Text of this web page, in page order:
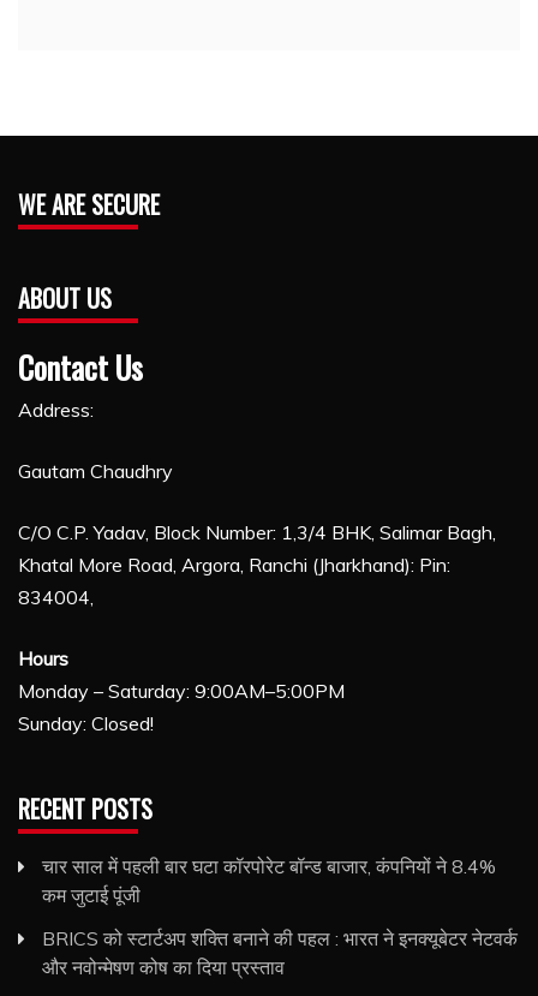
WE ARE SECURE
ABOUT US
Contact Us
Address:
Gautam Chaudhry
C/O C.P. Yadav, Block Number: 1,3/4 BHK, Salimar Bagh,
Khatal More Road, Argora, Ranchi (Jharkhand): Pin:
834004,
Hours
Monday – Saturday: 9:00AM–5:00PM
Sunday: Closed!
RECENT POSTS
चार साल में पहली बार घटा कॉरपोरेट बॉन्ड बाजार, कंपनियों ने 8.4%
कम जुटाई पूंजी
BRICS को स्टार्टअप शक्ति बनाने की पहल : भारत ने इनक्यूबेटर नेटवर्क
और नवोन्मेषण कोष का दिया प्रस्ताव